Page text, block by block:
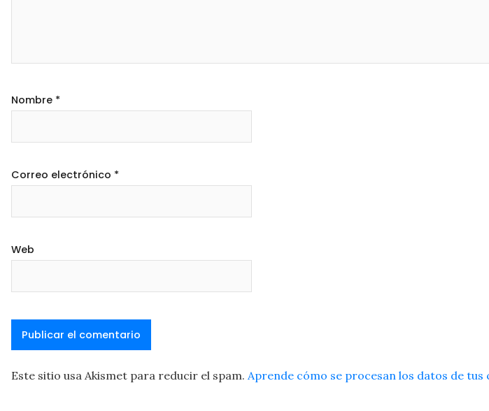
Nombre *
Correo electrónico *
Web
Este sitio usa Akismet para reducir el spam. Aprende cómo se procesan los datos de tus